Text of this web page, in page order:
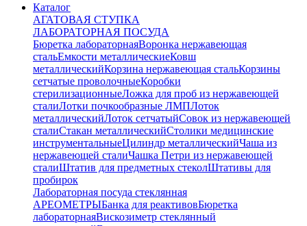
Каталог
АГАТОВАЯ СТУПКА
ЛАБОРАТОРНАЯ ПОСУДА
Бюретка лабораторнаяВоронка нержавеющая
стальЕмкости металлическиеКовш
металлическийКорзина нержавеющая стальКорзины
сетчатые проволочныеКоробки
стерилизационныеЛожка для проб из нержавеющей
сталиЛотки почкообразные ЛМПЛоток
металлическийЛоток сетчатыйСовок из нержавеющей
сталиСтакан металлическийСтолики медицинские
инструментальныеЦилиндр металлическийЧаша из
нержавеющей сталиЧашка Петри из нержавеющей
сталиШтатив для предметных стеколШтативы для
пробирок
Лабораторная посуда стеклянная
АРЕОМЕТРЫБанка для реактивовБюретка
лабораторнаяВискозиметр стеклянный